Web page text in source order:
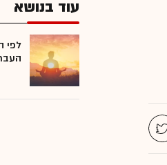
עוד בנושא
לפי